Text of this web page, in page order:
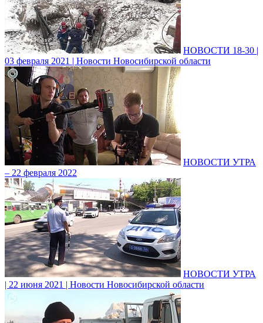
НОВОСТИ 18-30 |
03 февраля 2021 | Новости Новосибирской области
НОВОСТИ УТРА
– 22 февраля 2022
НОВОСТИ УТРА
| 22 июня 2021 | Новости Новосибирской области